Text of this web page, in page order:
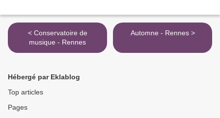
< Conservatoire de
musique - Rennes
Automne - Rennes >
Hébergé par Eklablog
Top articles
Pages